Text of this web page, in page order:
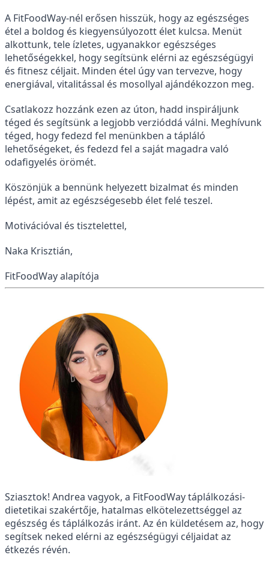
A FitFoodWay-nél erősen hisszük, hogy az egészséges
étel a boldog és kiegyensúlyozott élet kulcsa. Menüt
alkottunk, tele ízletes, ugyanakkor egészséges
lehetőségekkel, hogy segítsünk elérni az egészségügyi
és fitnesz céljait. Minden étel úgy van tervezve, hogy
energiával, vitalitással és mosollyal ajándékozzon meg.
Csatlakozz hozzánk ezen az úton, hadd inspiráljunk
téged és segítsünk a legjobb verzióddá válni. Meghívunk
téged, hogy fedezd fel menünkben a tápláló
lehetőségeket, és fedezd fel a saját magadra való
odafigyelés örömét.
Köszönjük a bennünk helyezett bizalmat és minden
lépést, amit az egészségesebb élet felé teszel.
Motivációval és tisztelettel,
Naka Krisztián,
FitFoodWay alapítója
Sziasztok! Andrea vagyok, a FitFoodWay táplálkozási-
dietetikai szakértője, hatalmas elkötelezettséggel az
egészség és táplálkozás iránt. Az én küldetésem az, hogy
segítsek neked elérni az egészségügyi céljaidat az
étkezés révén.